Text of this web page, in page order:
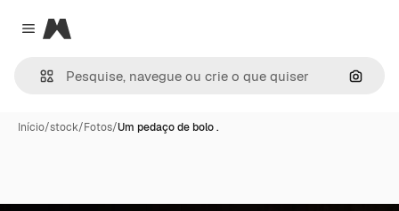
Close menu
Magnific
Início/stock/Fotos/Um pedaço de bolo .